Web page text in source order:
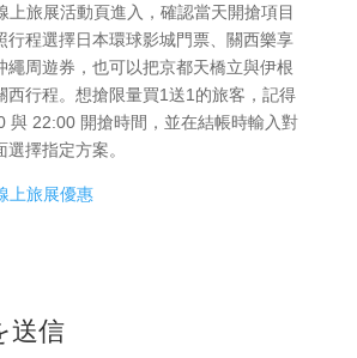
上旅展活動頁進入，確認當天開搶項目
行程選擇日本環球影城門票、關西樂享
繩周遊券，也可以把京都天橋立與伊根
西行程。想搶限量買1送1的旅客，記得
與 22:00 開搶時間，並在結帳時輸入對
擇指定方案。
上旅展優惠
送信